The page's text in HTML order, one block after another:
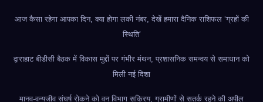
आज कैसा रहेगा आपका दिन, क्या होगा लकी नंबर, देखें हमारा दैनिक राशिफल ‘ग्रहों की
स्थिति’
द्वाराहाट बीडीसी बैठक में विकास मुद्दों पर गंभीर मंथन, प्रशासनिक समन्वय से समाधान को
मिली नई दिशा
मानव-वन्यजीव संघर्ष रोकने को वन विभाग सक्रिय, ग्रामीणों से सतर्क रहने की अपील